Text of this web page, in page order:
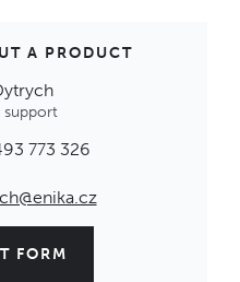
A PRODUCT
support
773 326
FORM